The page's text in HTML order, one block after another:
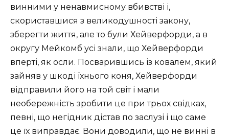
винними у ненавмисному вбивстві і,
скориставшися з великодушності закону,
зберегти життя, але то були Хейверфорди, а в
округу Мейкомб усі знали, що Хейверфорди
вперті, як осли. Посварившись із ковалем, який
зайняв у шкоді їхнього коня, Хейверфорди
відправили його на той світ і мали
необережність зробити це при трьох свідках,
певні, що негідник дістав по заслузі і що саме
це їх виправдає. Вони доводили, що не винні в